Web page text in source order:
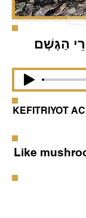
הַגֶּשֶׁם
KEFITRIYOT
Like